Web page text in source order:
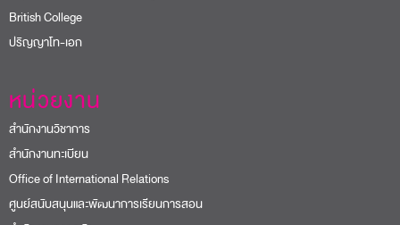
British College
ปริญญาโท-เอก
หน่วยงาน
สำนักงานวิชาการ
สำนักงานทะเบียน
Office of International Relations
ศูนย์สนับสนุนและพัฒนาการเรียนการสอน